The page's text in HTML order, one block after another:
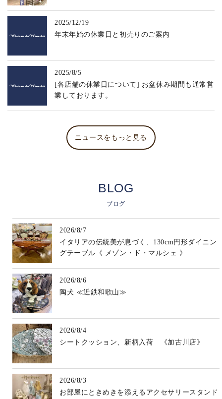
2025/12/19
年末年始の休業日と初売りのご案内
2025/8/5
[各店舗の休業日について] お盆休み期間も通常営
業しております。
ニュースをもっと見る
BLOG
ブログ
2026/8/7
イタリアの伝統美が息づく、130cm円形ダイニン
グテーブル《 メゾン・ド・マルシェ 》
2026/8/6
陶犬 ≪近鉄和歌山≫
2026/8/4
シートクッション、新柄入荷 《加古川店》
2026/8/3
お部屋にときめきを添えるアクセサリースタンド